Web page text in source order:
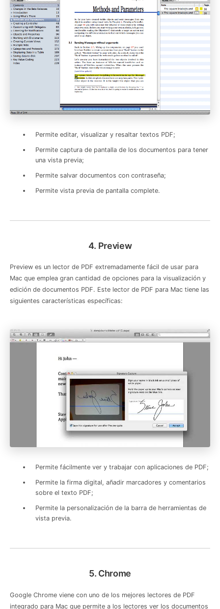
Permite editar, visualizar y resaltar textos PDF;
Permite captura de pantalla de los documentos para tener
una vista previa;
Permite salvar documentos con contraseña;
Permite vista previa de pantalla complete.
4. Preview
Preview es un lector de PDF extremadamente fácil de usar para
Mac que emplea gran cantidad de opciones para la visualización y
edición de documentos PDF. Este lector de PDF para Mac tiene las
siguientes características específicas:
Permite fácilmente ver y trabajar con aplicaciones de PDF;
Permite la firma digital, añadir marcadores y comentarios
sobre el texto PDF;
Permite la personalización de la barra de herramientas de
vista previa.
5. Chrome
Google Chrome viene con uno de los mejores lectores de PDF
integrado para Mac que permite a los lectores ver los documentos